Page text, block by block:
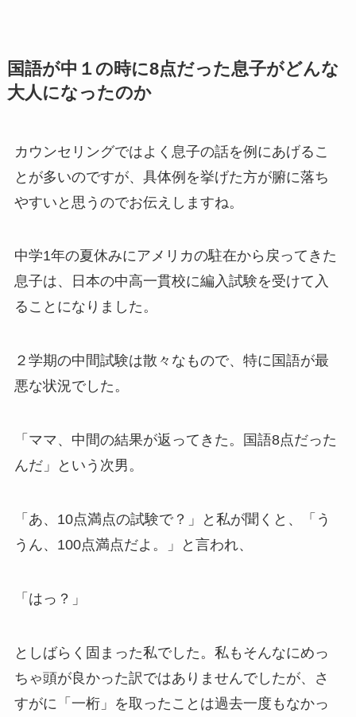
国語が中１の時に8点だった息子がどんな
大人になったのか
カウンセリングではよく息子の話を例にあげるこ
とが多いのですが、具体例を挙げた方が腑に落ち
やすいと思うのでお伝えしますね。
中学1年の夏休みにアメリカの駐在から戻ってきた
息子は、日本の中高一貫校に編入試験を受けて入
ることになりました。
２学期の中間試験は散々なもので、特に国語が最
悪な状況でした。
「ママ、中間の結果が返ってきた。国語8点だった
んだ」という次男。
「あ、10点満点の試験で？」と私が聞くと、「う
うん、100点満点だよ。」と言われ、
「はっ？」
としばらく固まった私でした。私もそんなにめっ
ちゃ頭が良かった訳ではありませんでしたが、さ
すがに「一桁」を取ったことは過去一度もなかっ